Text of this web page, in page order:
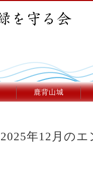
鹿背山城
2025年12月の